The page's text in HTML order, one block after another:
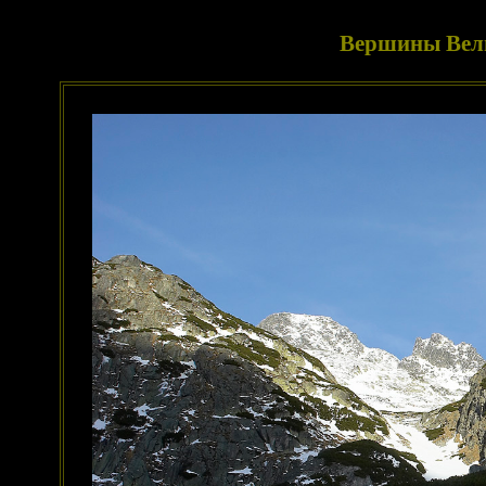
Вершины